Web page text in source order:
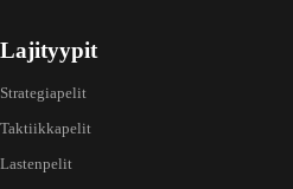
Lajityypit
Strategiapelit
Taktiikkapelit
Lastenpelit